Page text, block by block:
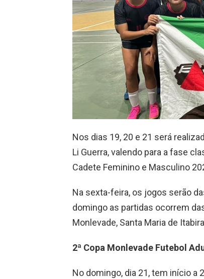
Nos dias 19, 20 e 21 será
Li Guerra, valendo para a fase
Cadete Feminino e Masculino
Na sexta-feira, os jogos serão
domingo as partidas ocorrem
Monlevade, Santa Maria de
2ª Copa Monlevade Futebol
No domingo, dia 21, tem início a